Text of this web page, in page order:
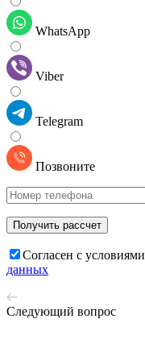
WhatsApp
Viber
Telegram
Позвоните
Cогласен с условиями
данных
Следующий вопрос